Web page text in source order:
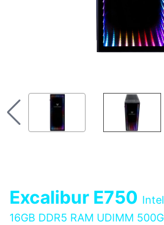
Excalibur E750
16GB DDR5 RAM UDIMM